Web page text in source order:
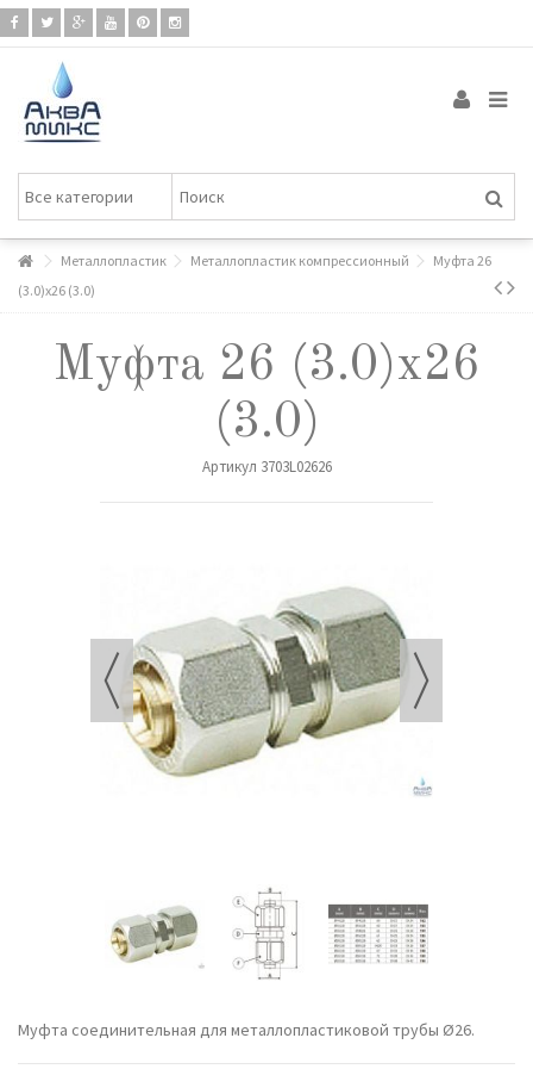
Металлопластик Металлопластик компрессионный
Муфта 26
(3.0)х26 (3.0)
Муфта 26 (3.0)х26
(3.0)
Артикул 3703L02626
Муфта соединительная для металлопластиковой трубы Ø26.